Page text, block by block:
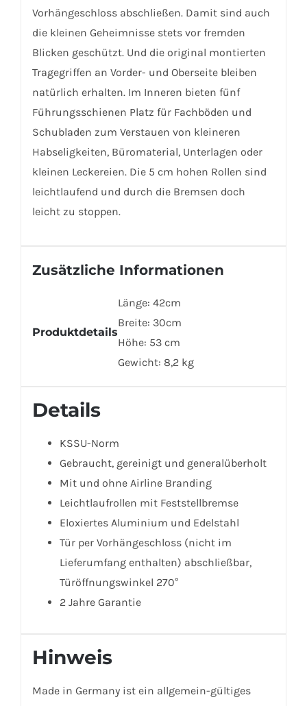
Vorhängeschloss abschließen. Damit sind auch
die kleinen Geheimnisse stets vor fremden
Blicken geschützt. Und die original montierten
Tragegriffen an Vorder- und Oberseite bleiben
natürlich erhalten. Im Inneren bieten fünf
Führungsschienen Platz für Fachböden und
Schubladen zum Verstauen von kleineren
Habseligkeiten, Büromaterial, Unterlagen oder
kleinen Leckereien. Die 5 cm hohen Rollen sind
leichtlaufend und durch die Bremsen doch
leicht zu stoppen.
Zusätzliche Informationen
Produktdetails
Länge: 42cm
Breite: 30cm
Höhe: 53 cm
Gewicht: 8,2 kg
Details
KSSU-Norm
Gebraucht, gereinigt und generalüberholt
Mit und ohne Airline Branding
Leichtlaufrollen mit Feststellbremse
Eloxiertes Aluminium und Edelstahl
Tür per Vorhängeschloss (nicht im
Lieferumfang enthalten) abschließbar,
Türöffnungswinkel 270°
2 Jahre Garantie
Hinweis
Made in Germany ist ein allgemein-gültiges